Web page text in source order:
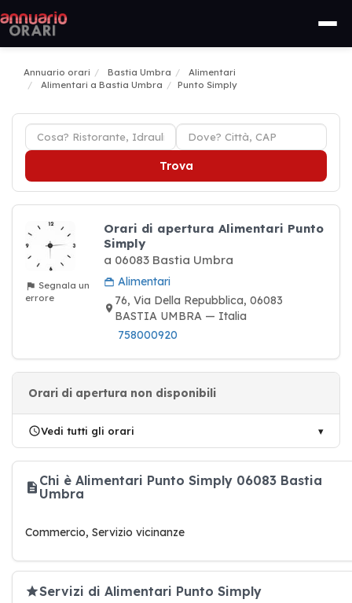
Annuario orari Bastia Umbra
Alimentari
Alimentari a Bastia Umbra
Punto Simply
Trova
Segnala un
errore
Orari di apertura Alimentari Punto
Simply
a 06083 Bastia Umbra
Alimentari
76, Via Della Repubblica, 06083
BASTIA UMBRA — Italia
758000920
Orari di apertura non disponibili
Vedi tutti gli orari
Chi è Alimentari Punto Simply 06083 Bastia
Umbra
Commercio, Servizio vicinanze
Servizi di Alimentari Punto Simply